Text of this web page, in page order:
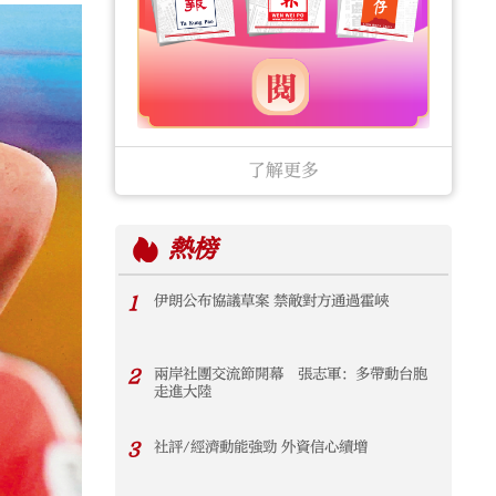
了解更多
熱榜
1 伊朗公布協議草案 禁敵對方通過霍峽
2
兩岸社團交流節開幕 張志軍：多帶動台胞
走進大陸
3 社評/經濟動能強勁 外資信心續增